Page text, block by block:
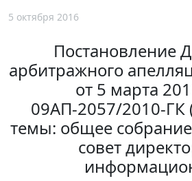
5 октября 2016
Постановление
арбитражного
от 5 марта
09АП-2057/2010-
темы: общее
совет